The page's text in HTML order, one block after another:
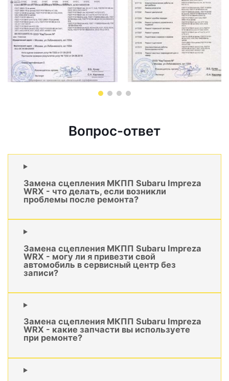
Вопрос-ответ
Замена сцепления МКПП Subaru Impreza
WRX - что делать, если возникли
проблемы после ремонта?
Замена сцепления МКПП Subaru Impreza
WRX - могу ли я привезти свой
автомобиль в сервисный центр без
записи?
Замена сцепления МКПП Subaru Impreza
WRX - какие запчасти вы используете
при ремонте?